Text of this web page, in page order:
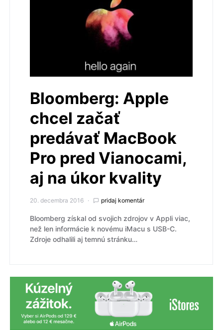
Bloomberg: Apple
chcel začať
predávať MacBook
Pro pred Vianocami,
aj na úkor kvality
20. decembra 2016 pridaj komentár
Bloomberg získal od svojich zdrojov v Appli viac,
než len informácie k novému iMacu s USB-C.
Zdroje odhalili aj temnú stránku…